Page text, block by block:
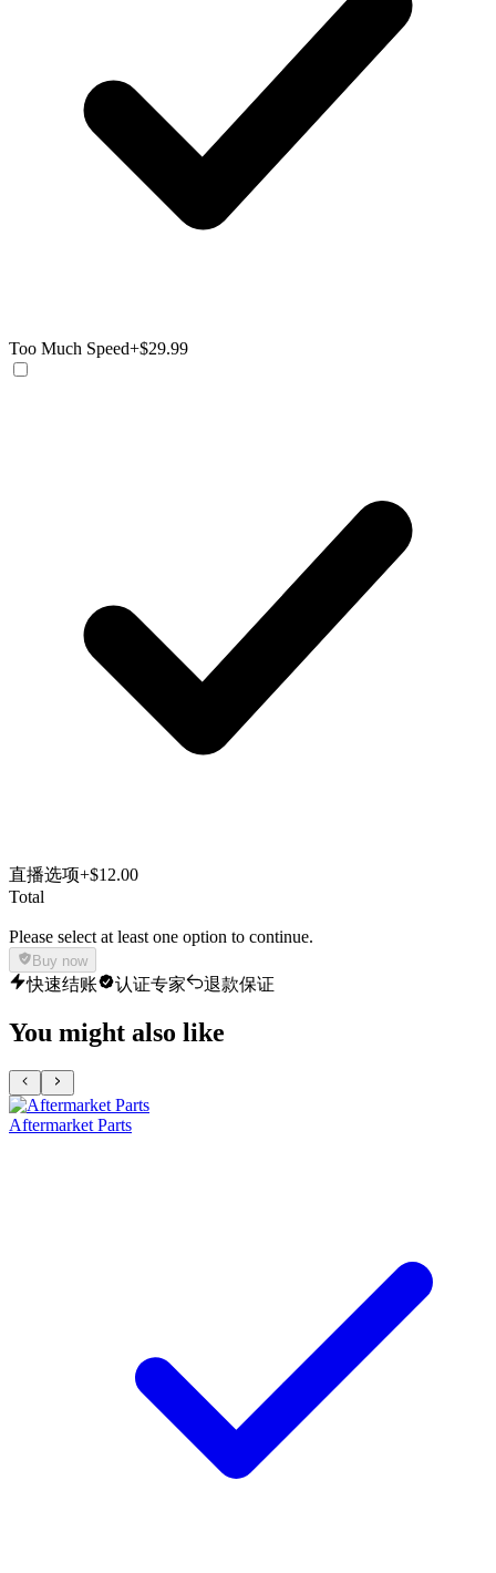
Too Much Speed+$29.99
直播选项+$12.00
Total
Please select at least one option to continue.
Buy now
快速结账 认证专家 退款保证
You might also like
Aftermarket Parts